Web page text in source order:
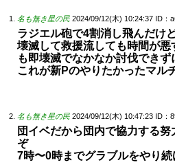
名も無き星の民 2024/09/12(木) 10:24:37 ID：
ラジエル砲で4割消し飛んだけ
壊滅して救援流しても時間が
も即壊滅でなかなか討伐できず
これが新Pのやりたかったマル
名も無き星の民 2024/09/12(木) 10:47:23 ID：
団イベだから団内で協力する
ぞ
7時〜0時までグラブルをやり続